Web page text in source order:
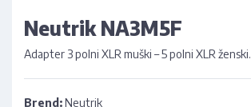
Neutrik NA3M5F
Adapter 3 polni XLR muški – 5 polni XLR ženski.
Brend:Neutrik